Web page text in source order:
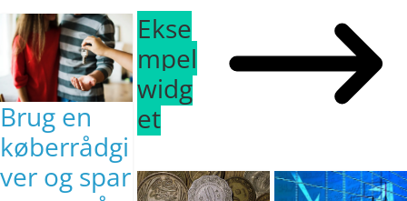
Brug en
køberrådgi
ver og spar
Ekse
mpel
widg
et